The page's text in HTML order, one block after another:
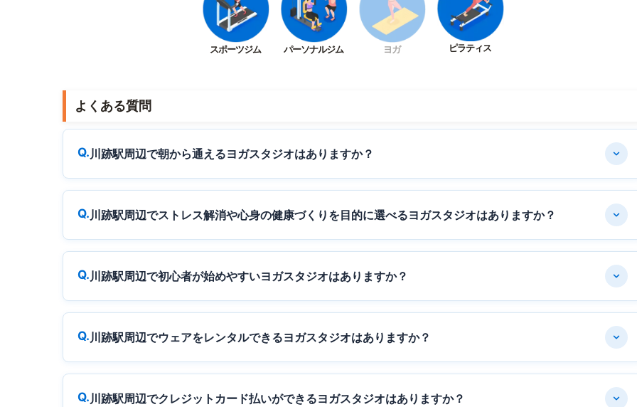
スポーツジム パーソナルジム ヨガ ピラティス
よくある質問
川跡駅周辺で朝から通えるヨガスタジオはありますか？
川跡駅周辺でストレス解消や心身の健康づくりを目的に選べるヨガスタジオはありますか？
川跡駅周辺で初心者が始めやすいヨガスタジオはありますか？
川跡駅周辺でウェアをレンタルできるヨガスタジオはありますか？
川跡駅周辺でクレジットカード払いができるヨガスタジオはありますか？